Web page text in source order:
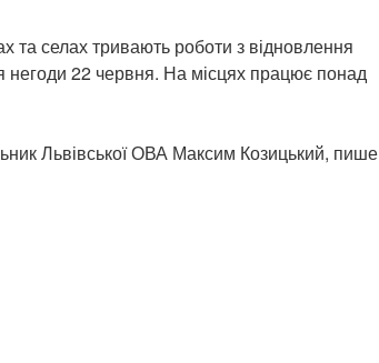
та селах тривають роботи з відновлення
негоди 22 червня. На місцях працює понад
Львівської ОВА Максим Козицький, пише